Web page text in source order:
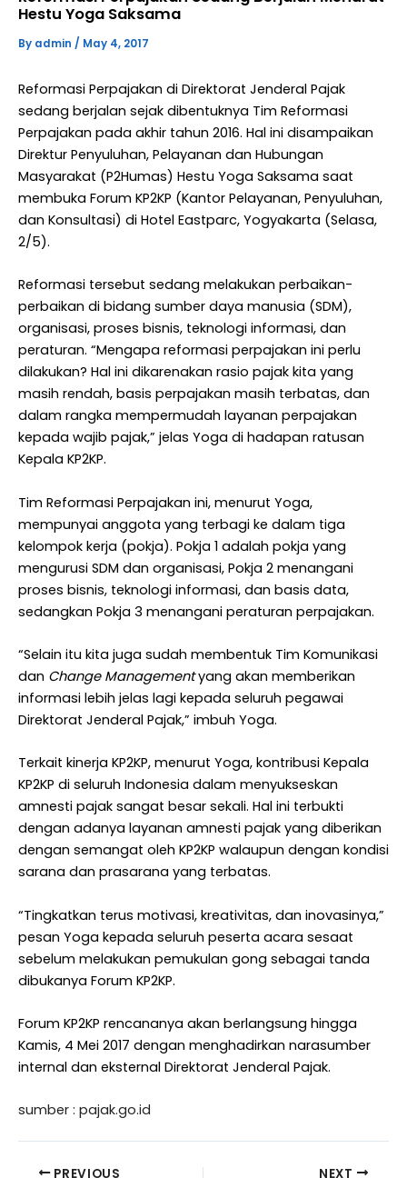
Hestu Yoga Saksama
By admin / May 4, 2017
Reformasi Perpajakan di Direktorat Jenderal Pajak
sedang berjalan sejak dibentuknya Tim Reformasi
Perpajakan pada akhir tahun 2016. Hal ini disampaikan
Direktur Penyuluhan, Pelayanan dan Hubungan
Masyarakat (P2Humas) Hestu Yoga Saksama saat
membuka Forum KP2KP (Kantor Pelayanan, Penyuluhan,
dan Konsultasi) di Hotel Eastparc, Yogyakarta (Selasa,
2/5).
Reformasi tersebut sedang melakukan perbaikan-
perbaikan di bidang sumber daya manusia (SDM),
organisasi, proses bisnis, teknologi informasi, dan
peraturan. “Mengapa reformasi perpajakan ini perlu
dilakukan? Hal ini dikarenakan rasio pajak kita yang
masih rendah, basis perpajakan masih terbatas, dan
dalam rangka mempermudah layanan perpajakan
kepada wajib pajak,” jelas Yoga di hadapan ratusan
Kepala KP2KP.
Tim Reformasi Perpajakan ini, menurut Yoga,
mempunyai anggota yang terbagi ke dalam tiga
kelompok kerja (pokja). Pokja 1 adalah pokja yang
mengurusi SDM dan organisasi, Pokja 2 menangani
proses bisnis, teknologi informasi, dan basis data,
sedangkan Pokja 3 menangani peraturan perpajakan.
“Selain itu kita juga sudah membentuk Tim Komunikasi
dan Change Managementyang akan memberikan
informasi lebih jelas lagi kepada seluruh pegawai
Direktorat Jenderal Pajak,” imbuh Yoga.
Terkait kinerja KP2KP, menurut Yoga, kontribusi Kepala
KP2KP di seluruh Indonesia dalam menyukseskan
amnesti pajak sangat besar sekali. Hal ini terbukti
dengan adanya layanan amnesti pajak yang diberikan
dengan semangat oleh KP2KP walaupun dengan kondisi
sarana dan prasarana yang terbatas.
“Tingkatkan terus motivasi, kreativitas, dan inovasinya,”
pesan Yoga kepada seluruh peserta acara sesaat
sebelum melakukan pemukulan gong sebagai tanda
dibukanya Forum KP2KP.
Forum KP2KP rencananya akan berlangsung hingga
Kamis, 4 Mei 2017 dengan menghadirkan narasumber
internal dan eksternal Direktorat Jenderal Pajak.
sumber : pajak.go.id
PREVIOUS NEXT